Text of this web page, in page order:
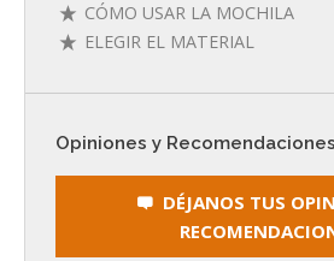
CÓMO USAR LA MOCHILA
ELEGIR EL MATERIAL
Opiniones y Recomendaciones
DÉJANOS TUS